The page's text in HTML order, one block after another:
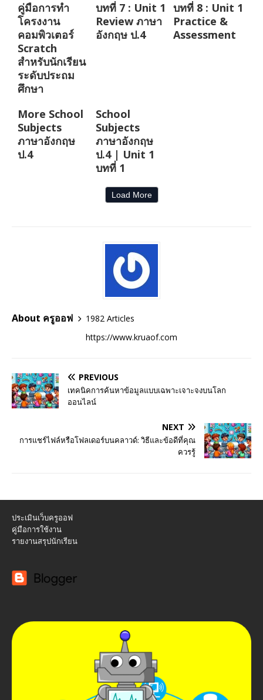
คู่มือการทำ
โครงงาน
คอมพิวเตอร์
Scratch
สำหรับนักเรียน
ระดับประถม
ศึกษา
บทที่ 7 : Unit 1
Review ภาษา
อังกฤษ ป.4
บทที่ 8 : Unit 1
Practice &
Assessment
More School
Subjects
ภาษาอังกฤษ
ป.4
School
Subjects
ภาษาอังกฤษ
ป.4 | Unit 1
บทที่ 1
Load More
About ครูออฟ
1982 Articles
https://www.kruaof.com
PREVIOUS
เทคนิคการค้นหาข้อมูลแบบเฉพาะเจาะจงบนโลก
ออนไลน์
NEXT
การแชร์ไฟล์หรือโฟลเดอร์บนคลาวด์: วิธีและข้อดีที่คุณ
ควรรู้
ประเมินเว็บครูออฟ
คู่มือการใช้งาน
รายงานสรุปนักเรียน